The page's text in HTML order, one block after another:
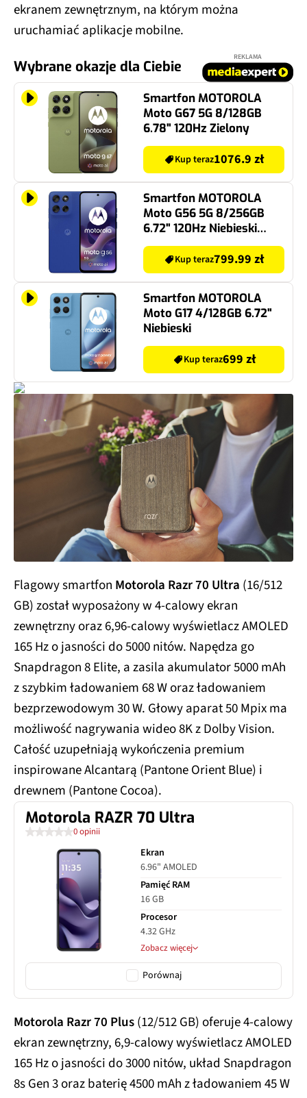
ekranem zewnętrznym, na którym można
uruchamiać aplikacje mobilne.
Wybrane okazje dla Ciebie
REKLAMA
Smartfon MOTOROLA
Moto G67 5G 8/128GB
6.78" 120Hz Zielony
Kup teraz1076.9 zł
Smartfon MOTOROLA
Moto G56 5G 8/256GB
6.72" 120Hz Niebieski
PB7Y0032PL
Kup teraz799.99 zł
Smartfon MOTOROLA
Moto G17 4/128GB 6.72"
Niebieski
Kup teraz699 zł
Flagowy smartfon Motorola Razr 70 Ultra (16/512
GB) został wyposażony w 4-calowy ekran
zewnętrzny oraz 6,96-calowy wyświetlacz AMOLED
165 Hz o jasności do 5000 nitów. Napędza go
Snapdragon 8 Elite, a zasila akumulator 5000 mAh
z szybkim ładowaniem 68 W oraz ładowaniem
bezprzewodowym 30 W. Głowy aparat 50 Mpix ma
możliwość nagrywania wideo 8K z Dolby Vision.
Całość uzupełniają wykończenia premium
inspirowane Alcantarą (Pantone Orient Blue) i
drewnem (Pantone Cocoa).
Motorola RAZR 70 Ultra
0 opinii
Ekran
6.96" AMOLED
Pamięć RAM
16 GB
Procesor
4.32 GHz
Zobacz więcej
Porównaj
Motorola Razr 70 Plus(12/512 GB) oferuje 4-calowy
ekran zewnętrzny, 6,9-calowy wyświetlacz AMOLED
165 Hz o jasności do 3000 nitów, układ Snapdragon
8s Gen 3 oraz baterię 4500 mAh z ładowaniem 45 W